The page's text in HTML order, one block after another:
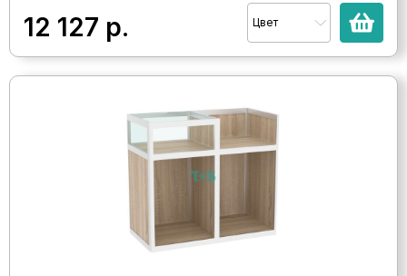
12 127 р. Цвет